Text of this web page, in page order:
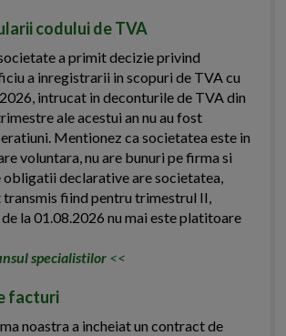
codului de TVA
a primit decizie privind
a inregistrarii in scopuri de TVA cu
intrucat in deconturile de TVA din
ale acestui an nu au fost
Mentionez ca societatea este in
voluntara, nu are bunuri pe firma si
obligatii declarative are societatea,
fiind pentru trimestrul II,
la 01.08.2026 nu mai este platitoare
specialistilor <<
facturi
noastra a incheiat un contract de